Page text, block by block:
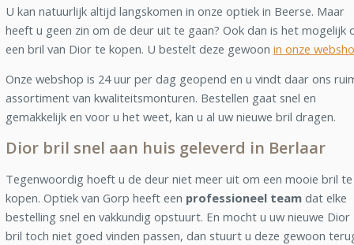
U kan natuurlijk altijd langskomen in onze optiek in Beerse. Maar
heeft u geen zin om de deur uit te gaan? Ook dan is het mogelijk
een bril van Dior te kopen. U bestelt deze gewoon in onze
Onze webshop is 24 uur per dag geopend en u vindt daar ons
assortiment van kwaliteitsmonturen. Bestellen gaat snel en
gemakkelijk en voor u het weet, kan u al uw nieuwe bril dragen.
Dior bril snel aan huis geleverd in Berlaar
Tegenwoordig hoeft u de deur niet meer uit om een mooie bril te
kopen. Optiek van Gorp heeft een professioneel team dat elke
bestelling snel en vakkundig opstuurt. En mocht u uw nieuwe Dior
bril toch niet goed vinden passen, dan stuurt u deze gewoon